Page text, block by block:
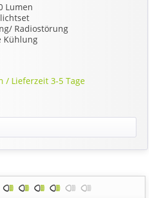
Lumen
Radiostörung
Kühlung
/ Lieferzeit 3-5 Tage